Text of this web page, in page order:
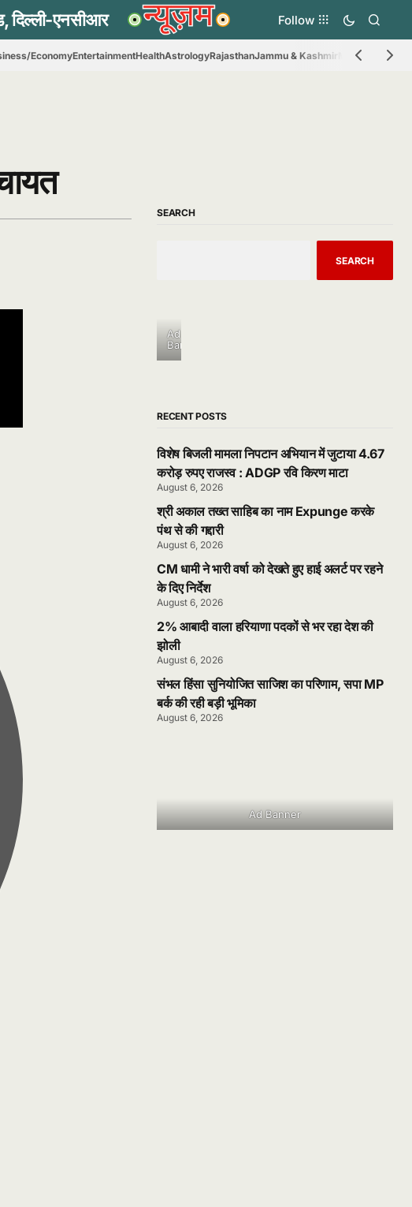
Follow
EconomyEntertainmentHealthAstrologyRajasthanJammu & Kashmir Madhya
SEARCH
SEARCH
Ad
Banner
RECENT POSTS
विशेष बिजली मामला निपटान अभियान में जुटाया 4.67
करोड़ रुपए राजस्व : ADGP रवि किरण माटा
August 6, 2026
श्री अकाल तख्त साहिब का नाम Expunge करके
पंथ से की गद्दारी
August 6, 2026
CM धामी ने भारी वर्षा को देखते हुए हाई अलर्ट पर रहने
के दिए निर्देश
August 6, 2026
2% आबादी वाला हरियाणा पदकों से भर रहा देश की
झोली
August 6, 2026
संभल हिंसा सुनियोजित साजिश का परिणाम, सपा MP
बर्क की रही बड़ी भूमिका
August 6, 2026
Ad Banner